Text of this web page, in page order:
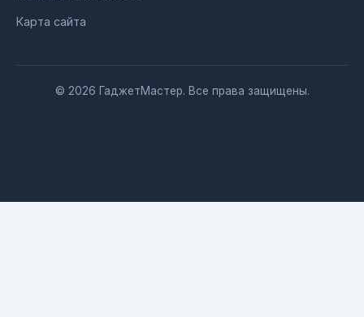
Карта сайта
© 2026 ГаджетМастер. Все права защищены.